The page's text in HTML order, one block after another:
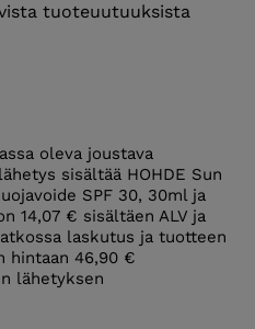
tuoteuutuuksista
oleva joustava
sisältää HOHDE Sun
SPF 30, 30ml ja
14,07 € sisältäen ALV ja
laskutus ja tuotteen
hintaan 46,90 €
lähetyksen